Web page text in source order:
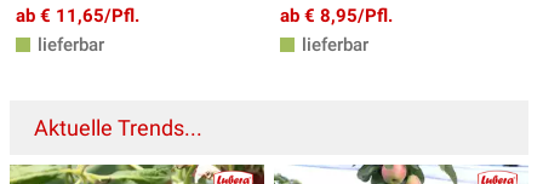
ab € 11,65/Pfl.
lieferbar
ab € 8,95/Pfl.
lieferbar
Aktuelle Trends...